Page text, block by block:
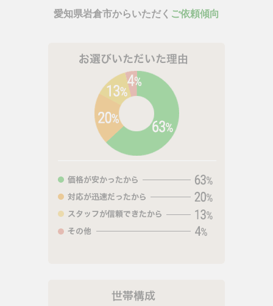
愛知県岩倉市からいただく ご依頼傾向